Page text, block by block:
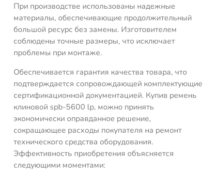
При производстве использованы надежные
материалы, обеспечивающие продолжительный
большой ресурс без замены. Изготовителем
соблюдены точные размеры, что исключает
проблемы при монтаже.
Обеспечивается гарантия качества товара, что
подтверждается сопровождающей комплектующие
сертификационной документацией. Купив ремень
клиновой spb-5600 lp, можно принять
экономически оправданное решение,
сокращающее расходы покупателя на ремонт
технического средства оборудования.
Эффективность приобретения объясняется
следующими моментами: